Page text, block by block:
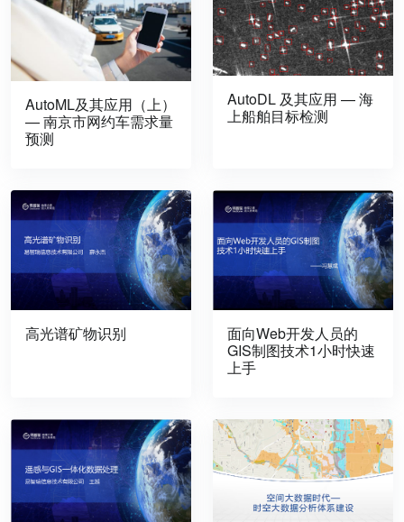
AutoML及其应用（上）
— 南京市网约车需求量
预测
AutoDL 及其应用 — 海
上船舶目标检测
高光谱矿物识别
面向Web开发人员的
GIS制图技术1小时快速
上手